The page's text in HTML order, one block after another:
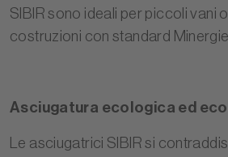
SIBIR sono ideali per piccoli vani
costruzioni con standard
Asciugatura ecologica ed
Le asciugatrici SIBIR si